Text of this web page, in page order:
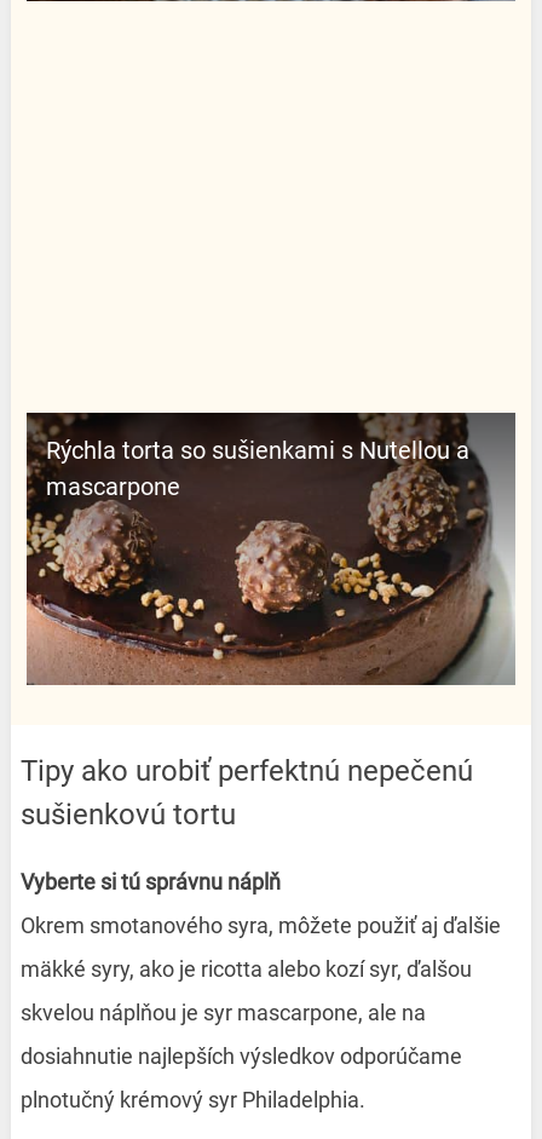
Rýchla torta so sušienkami s Nutellou a
mascarpone
Tipy ako urobiť perfektnú nepečenú
sušienkovú tortu
Vyberte si tú správnu náplň
Okrem smotanového syra, môžete použiť aj ďalšie
mäkké syry, ako je ricotta alebo kozí syr, ďalšou
skvelou náplňou je syr mascarpone, ale na
dosiahnutie najlepších výsledkov odporúčame
plnotučný krémový syr Philadelphia.